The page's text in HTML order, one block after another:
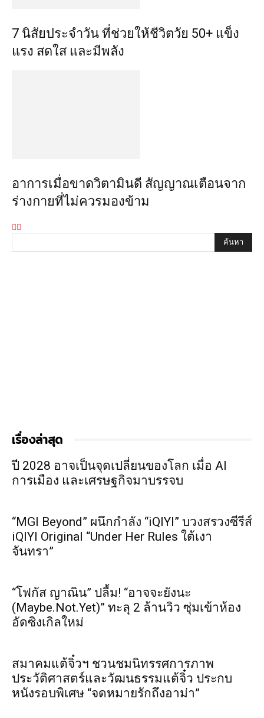
7 นิสัยประจำวัน ที่ช่วยให้ชีวิตวัย 50+ แข็ง
แรง สดใส และมีพลัง
อาการเมื่อขาดวิตามินดี สัญญาณเตือนจาก
ร่างกายที่ไม่ควรมองข้าม
เรื่องล่าสุด
ปี 2028 อาจเป็นจุดเปลี่ยนของโลก เมื่อ AI
การเมือง และเศรษฐกิจมาบรรจบ
“MGI Beyond” ผนึกกำลัง “iQIYI” บวงสรวงซีรีส์
iQIYI Original “Under Her Rules ใต้เงา
จันทรา”
“โฟกัส ญาณิน” ปลื้ม! “อาจจะยังนะ
(Maybe.Not.Yet)” ทะลุ 2 ล้านวิว ซุ่มเข้าห้อง
อัดซิงเกิลใหม่
สมาคมแต้จิ๋วฯ ชวนชมนิทรรศการภาพ
ประวัติศาสตร์และวัฒนธรรมแต้จิ๋ว ประกบ
หนังรอบพิเศษ “จดหมายรักถึงอาม่า”